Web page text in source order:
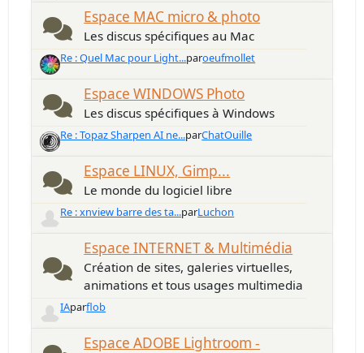
Espace MAC micro & photo
Les discus spécifiques au Mac
Re : Quel Mac pour Light...paroeufmollet
Espace WINDOWS Photo
Les discus spécifiques à Windows
Re : Topaz Sharpen AI ne...parChatOuille
Espace LINUX, Gimp...
Le monde du logiciel libre
Re : xnview barre des ta...parLuchon
Espace INTERNET & Multimédia
Création de sites, galeries virtuelles,
animations et tous usages multimedia
IAparflob
Espace ADOBE Lightroom -